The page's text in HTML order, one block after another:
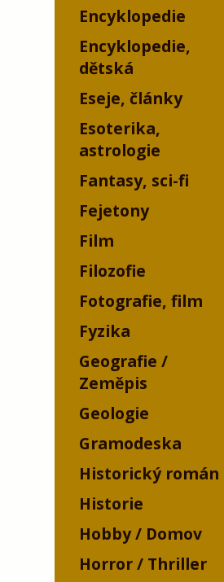
Encyklopedie
Encyklopedie,
dětská
Eseje, články
Esoterika,
astrologie
Fantasy, sci-fi
Fejetony
Film
Filozofie
Fotografie, film
Fyzika
Geografie /
Zeměpis
Geologie
Gramodeska
Historický román
Historie
Hobby / Domov
Horror / Thriller